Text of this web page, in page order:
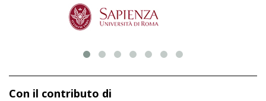
Con il contributo di